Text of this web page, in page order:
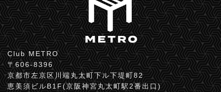
Club METRO
〒606-8396
京都市左京区川端丸太町下ル下堤町82
恵美須ビルB1F(京阪神宮丸太町駅2番出口)